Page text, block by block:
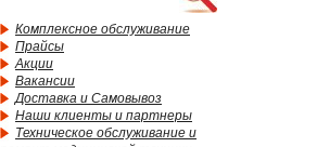
Комплексное обслуживание
Прайсы
Акции
Вакансии
Доставка и Самовывоз
Наши клиенты и партнеры
Техническое обслуживание и